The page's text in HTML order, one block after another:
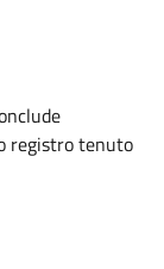
registro tenuto